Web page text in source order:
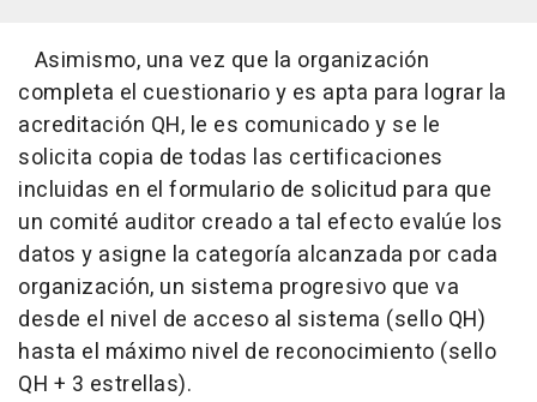
Asimismo, una vez que la organización
completa el cuestionario y es apta para lograr la
acreditación QH, le es comunicado y se le
solicita copia de todas las certificaciones
incluidas en el formulario de solicitud para que
un comité auditor creado a tal efecto evalúe los
datos y asigne la categoría alcanzada por cada
organización, un sistema progresivo que va
desde el nivel de acceso al sistema (sello QH)
hasta el máximo nivel de reconocimiento (sello
QH + 3 estrellas).